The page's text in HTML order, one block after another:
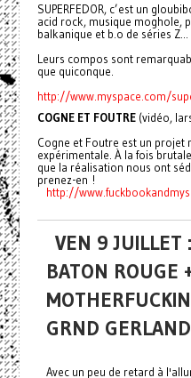
SUPERFEDOR, c’est un
acid rock, musique moghole,
balkanique et b.o de séries Z...
Leurs compos sont
que quiconque.
http://www.myspace.com/
COGNE ET FOUTRE(vidéo,
Cogne et Foutre est un projet
expérimentale. À la fois
que la réalisation nous ont
prenez-en !
http://www.
VEN 9 JUILLET
BATON ROUGE
GRND GERLAND
Avec un peu de retard à